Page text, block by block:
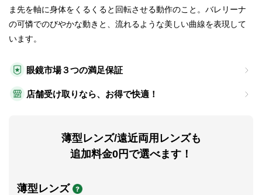
眼鏡市場３つの満足保証
店舗受け取りなら、お得で快適！
薄型レンズ/遠近両用レンズも
追加料金0円で選べます！
薄型レンズ
ま先を軸に身体をくるくると回転させる動作のこと。バレリーナ
の可憐でのびやかな動きと、流れるような美しい曲線を表現して
います。